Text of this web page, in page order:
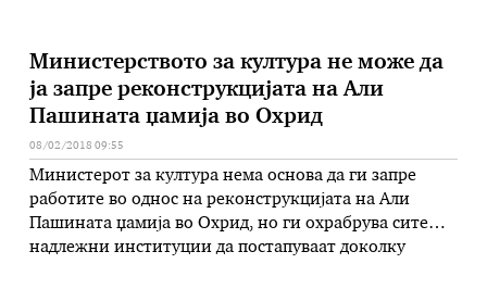
Министерството за култура не може да
ја запре реконструкцијата на Али
Пашината џамија во Охрид
08/02/2018 09:55
Министерот за култура нема основа да ги запре
работите во однос на реконструкцијата на Али
Пашината џамија во Охрид, но ги охрабрува сите
надлежни институции да постапуваат доколку